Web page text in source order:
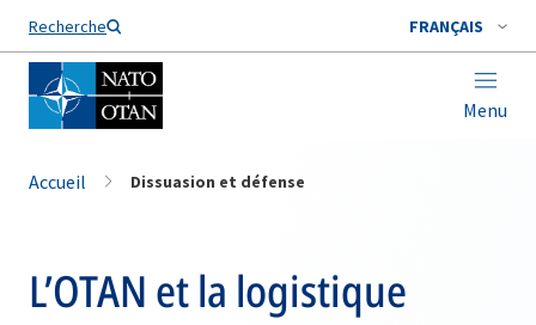
Recherche FRANÇAIS
Menu
Nom de famille*
Accueil Dissuasion et défense
L’OTAN et la logistique